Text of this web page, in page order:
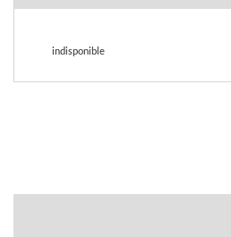
indisponible